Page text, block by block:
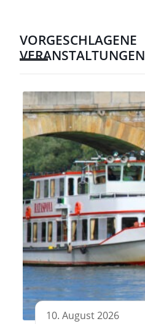
VORGESCHLAGENE
VERANSTALTUNGEN
10. August 2026